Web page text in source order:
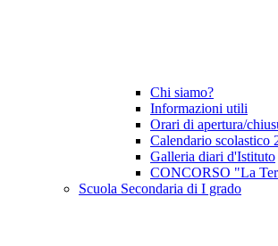
Chi siamo?
Informazioni utili
Orari di apertura/
Calendario scolastico
Galleria diari d'Istituto
CONCORSO "La
Scuola Secondaria di I grado